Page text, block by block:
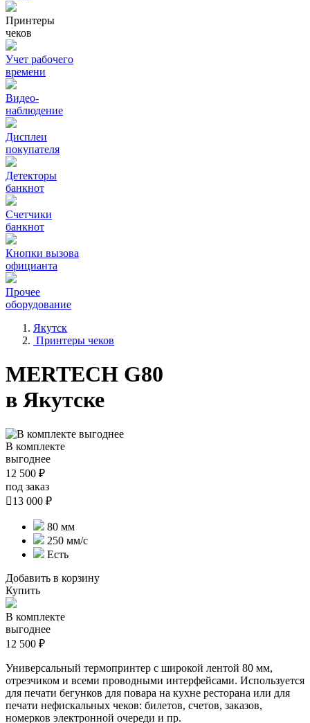
Принтеры
чеков
Учет рабочего
времени
Видео‑
наблюдение
Дисплеи
покупателя
Детекторы
банкнот
Счетчики
банкнот
Кнопки вызова
официанта
Прочее
оборудование
Якутск
Принтеры чеков
MERTECH G80
в Якутске
В комплекте
выгоднее
12 500 ₽
под заказ
13 000 ₽
80 мм
250 мм/с
Есть
Добавить в корзину
Купить
В комплекте
выгоднее
12 500 ₽
Универсальный термопринтер с широкой лентой 80 мм,
отрезчиком и всеми проводными интерфейсами. Используется
для печати бегунков для повара на кухне ресторана или для
печати нефискальных чеков: билетов, счетов, заказов,
номерков электронной очереди и пр.